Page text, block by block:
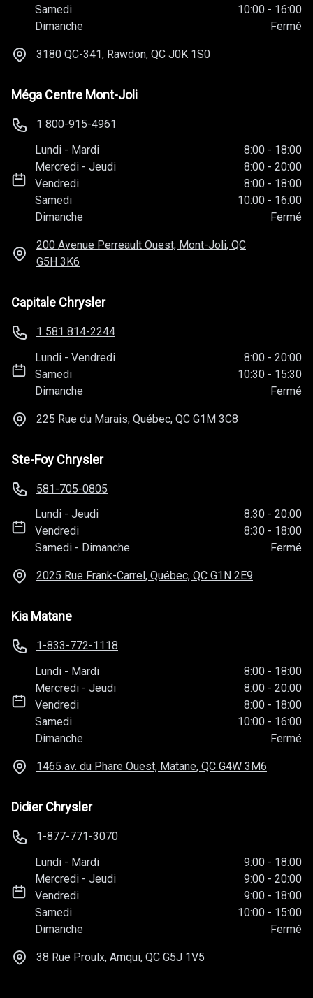
Samedi
10:00 - 16:00
Dimanche
Fermé
3180 QC-341, Rawdon, QC J0K 1S0
Méga Centre Mont-Joli
1 800-915-4961
Lundi - Mardi 8:00 - 18:00
Mercredi -Jeudi 8:00 - 20:00
Vendredi
8:00 - 18:00
Samedi
10:00 - 16:00
Dimanche
Fermé
200 Avenue Perreault Ouest, Mont-Joli, QC
G5H 3K6
Capitale Chrysler
1 581 814-2244
Lundi -Vendredi 8:00 - 20:00
Samedi
10:30 - 15:30
Dimanche
Fermé
225 Rue du Marais, Québec, QC G1M 3C8
Ste-Foy Chrysler
581-705-0805
Lundi -Jeudi 8:30 - 20:00
Vendredi
8:30 - 18:00
Samedi - Dimanche Fermé
2025 Rue Frank-Carrel, Québec, QC G1N 2E9
Kia Matane
1-833-772-1118
Lundi - Mardi 8:00 - 18:00
Mercredi -Jeudi 8:00 - 20:00
Vendredi
8:00 - 18:00
Samedi
10:00 - 16:00
Dimanche
Fermé
1465 av. du Phare Ouest, Matane, QC G4W 3M6
Didier Chrysler
1-877-771-3070
Lundi - Mardi 9:00 - 18:00
Mercredi -Jeudi 9:00 - 20:00
Vendredi
9:00 - 18:00
Samedi
10:00 - 15:00
Dimanche
Fermé
38 Rue Proulx, Amqui, QC G5J 1V5